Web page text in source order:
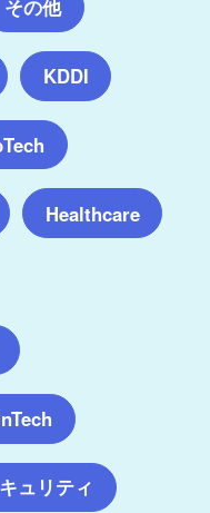
その他
KDDI
Healthcare
ュリティ